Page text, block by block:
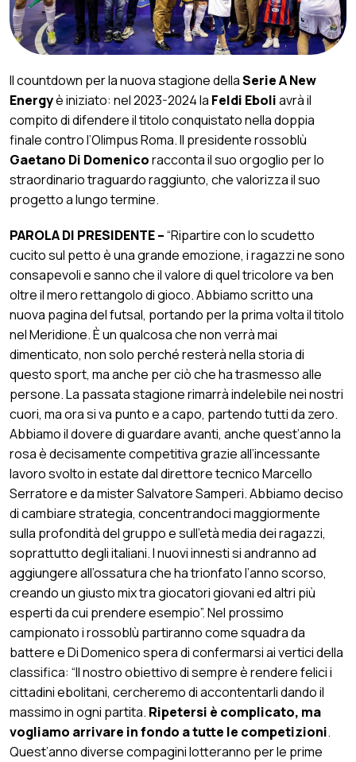
Il countdown per la nuova stagione dellaSerie A New
Energyè iniziato: nel 2023-2024 la Feldi Eboliavrà il
compito di difendere il titolo conquistato nella doppia
finale contro l’Olimpus Roma. Il presidente rossoblù
Gaetano Di Domenicoracconta il suo orgoglio per lo
straordinario traguardo raggiunto, che valorizza il suo
progetto a lungo termine.
PAROLA DI PRESIDENTE –“Ripartire con lo scudetto
cucito sul petto è una grande emozione, i ragazzi ne sono
consapevoli e sanno che il valore di quel tricolore va ben
oltre il mero rettangolo di gioco. Abbiamo scritto una
nuova pagina del futsal, portando per la prima volta il titolo
nel Meridione. È un qualcosa che non verrà mai
dimenticato, non solo perché resterà nella storia di
questo sport, ma anche per ciò che ha trasmesso alle
persone. La passata stagione rimarrà indelebile nei nostri
cuori, ma ora si va punto e a capo, partendo tutti da zero.
Abbiamo il dovere di guardare avanti, anche quest’anno la
rosa è decisamente competitiva grazie all’incessante
lavoro svolto in estate dal direttore tecnico Marcello
Serratore e da mister Salvatore Samperi. Abbiamo deciso
di cambiare strategia, concentrandoci maggiormente
sulla profondità del gruppo e sull’età media dei ragazzi,
soprattutto degli italiani. I nuovi innesti si andranno ad
aggiungere all’ossatura che ha trionfato l’anno scorso,
creando un giusto mix tra giocatori giovani ed altri più
esperti da cui prendere esempio”.Nel prossimo
campionato i rossoblù partiranno come squadra da
battere e Di Domenico spera di confermarsi ai vertici della
classifica: “Il nostro obiettivo di sempre è rendere felici i
cittadini ebolitani, cercheremo di accontentarli dando il
massimo in ogni partita. Ripetersi è complicato, ma
vogliamo arrivare in fondo a tutte le competizioni.
Quest’anno diverse compagini lotteranno per le prime